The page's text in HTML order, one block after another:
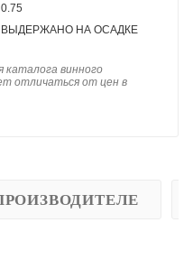
0.75
ВЫДЕРЖАНО НА ОСАДКЕ
каталога винного
отличаться от цен в